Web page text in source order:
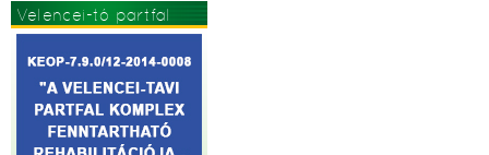
Velencei-tó partfal